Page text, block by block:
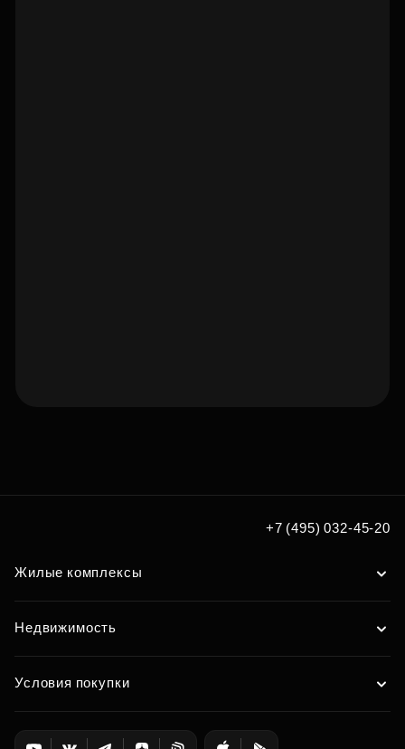
+7 (495) 032-45-20
Жилые комплексы
Недвижимость
Условия покупки